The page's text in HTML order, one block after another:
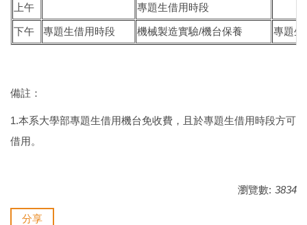
上午 專題生借用時段
下午 專題生借用時段 機械製造實驗/機台保養 專題生
備註：
1.本系大學部專題生借用機台免收費，且於專題生借用時段方可
借用。
瀏覽數: 3834
分享